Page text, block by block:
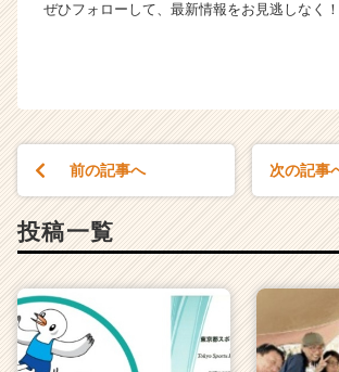
ぜひフォローして、最新情報をお見逃しなく！
前の記事へ 次の記事
投稿一覧